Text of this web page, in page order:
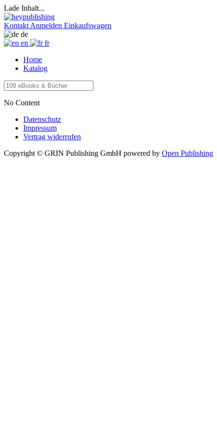
Lade Inhalt...
Kontakt Anmelden Einkaufswagen
de
en
fr
Home
Katalog
No Content
Datenschutz
Impressum
Vertrag widerrufen
Copyright © GRIN Publishing GmbH powered by Open Publishing